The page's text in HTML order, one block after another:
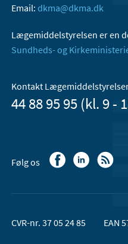
Email: dkma@dkma.dk
Lægemiddelstyrelsen er en
Sundheds- og
Kontakt
44 88 95 95 (kl. 9 -
Følg os
CVR-nr. 37 05 24 85 EAN